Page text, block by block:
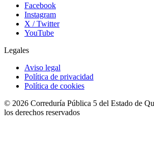
Facebook
Instagram
X / Twitter
YouTube
Legales
Aviso legal
Política de privacidad
Política de cookies
© 2026 Correduría Pública 5 del Estado de
los derechos reservados